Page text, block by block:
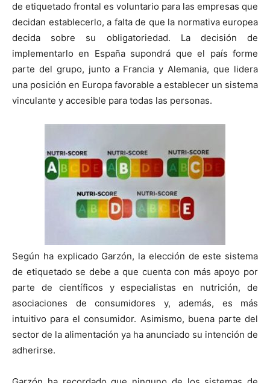
de etiquetado frontal es voluntario para las empresas que
decidan establecerlo, a falta de que la normativa europea
decida sobre su obligatoriedad. La decisión de
implementarlo en España supondrá que el país forme
parte del grupo, junto a Francia y Alemania, que lidera
una posición en Europa favorable a establecer un sistema
vinculante y accesible para todas las personas.
Según ha explicado Garzón, la elección de este sistema
de etiquetado se debe a que cuenta con más apoyo por
parte de científicos y especialistas en nutrición, de
asociaciones de consumidores y, además, es más
intuitivo para el consumidor. Asimismo, buena parte del
sector de la alimentación ya ha anunciado su intención de
adherirse.